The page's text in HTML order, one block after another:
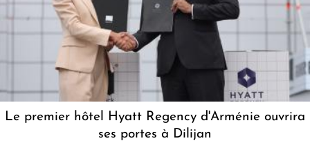
Le premier hôtel Hyatt Regency d'Arménie ouvrira
ses portes à Dilijan